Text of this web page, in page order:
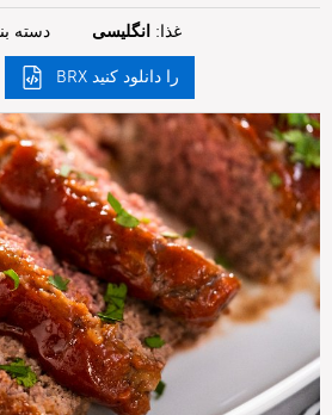
دسته غذا: انگلیسی
BRX را دانلود کنید